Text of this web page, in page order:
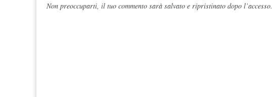
Non preoccuparti, il tuo commento sarà salvato e ripristinato dopo l’accesso.